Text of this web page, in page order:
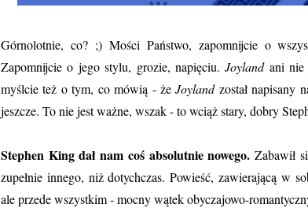
Górnolotnie, co? ;)Mości Państwo, zapomnijcie o
Zapomnijcie o jego stylu, grozie, napięciu.Joyland ani nie
myślcie też o tym, co mówią - żeJoyland został napisany
jeszcze. To nie jest ważne, wszak - to wciąż stary, dobry
Stephen King dał nam coś absolutnie nowego. Zabawił
zupełnie innego, niż dotychczas. Powieść, zawierającą w
ale przede wszystkim - mocny wątek obyczajowo-